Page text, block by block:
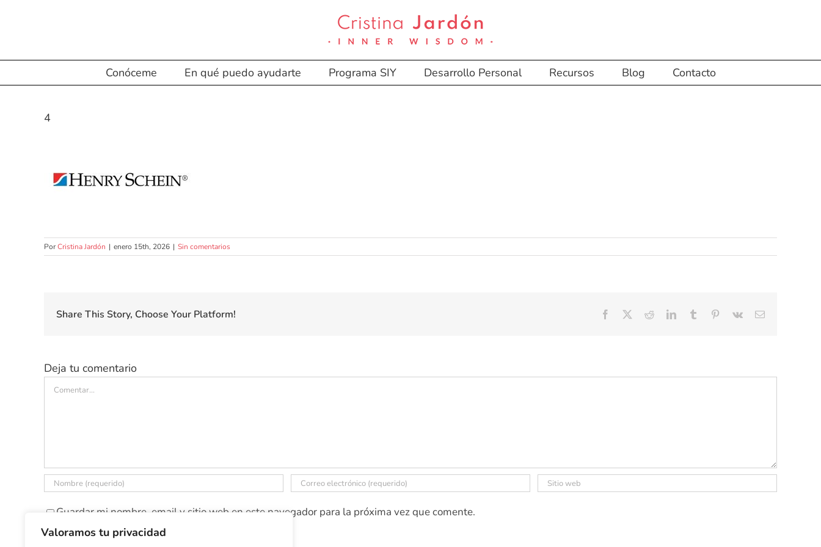
Valoramos tu privacidad
Conóceme En qué puedo ayudarte Programa SIY Desarrollo Personal Recursos Blog Contacto
4
PorCristina Jardón | enero 15th, 2026 | Sin comentarios
Share This Story, Choose Your Platform! Facebook RedditLinkedInTumblr Pinterest
Vk
Correo
Deja tu comentario
Comentar
Guardar mi nombre, email y sitio web en este navegador para la próxima vez que comente.